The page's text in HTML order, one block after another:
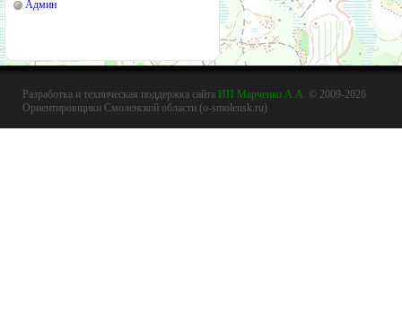
Админ
Разработка и техническая поддержка сайта ИП Марченко А.А. © 2009-2026
Ориентировщики Смоленской области (o-smolensk.ru)